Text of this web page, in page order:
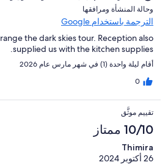
و⁦حالة المنشأة ومرافقها⁩
الترجمة باستخدام Google
the dark skies tour. Reception also
supplied us with the kitchen supplies.
أقام ليلة واحدة (1) في شهر مارس عام 2026
0
تقييم موثَّق
10/10 ممتاز
Thimira
26 أكتوبر 2024